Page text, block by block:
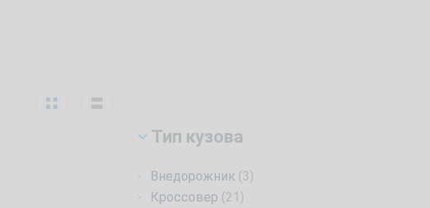
Тип кузова
Внедорожник (3)
Кроссовер (21)